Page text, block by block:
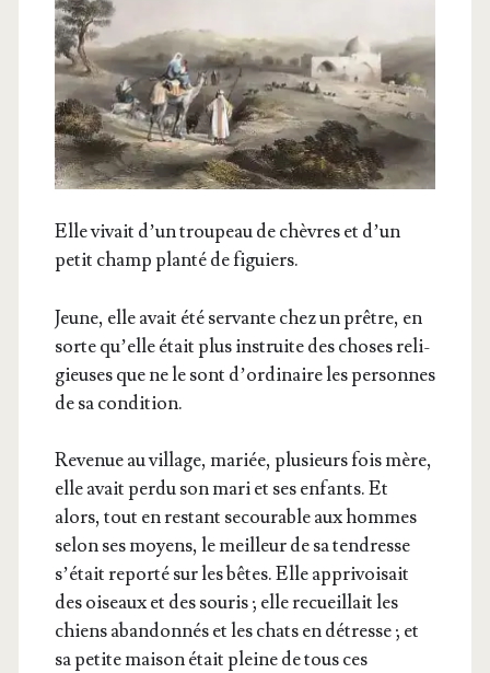
Elle vivait d’un trou­peau de chèvres et d’un
petit champ plan­té de figuiers.
Jeune, elle avait été ser­vante chez un prêtre, en
sorte qu’elle était plus ins­truite des choses reli­
gieuses que ne le sont d’or­di­naire les per­sonnes
de sa condition.
Reve­nue au vil­lage, mariée, plu­sieurs fois mère,
elle avait per­du son mari et ses enfants. Et
alors, tout en res­tant secou­rable aux hommes
selon ses moyens, le meilleur de sa ten­dresse
s’é­tait repor­té sur les bêtes. Elle appri­voi­sait
des oiseaux et des sou­ris ; elle recueillait les
chiens aban­don­nés et les chats en détresse ; et
sa petite mai­son était pleine de tous ces